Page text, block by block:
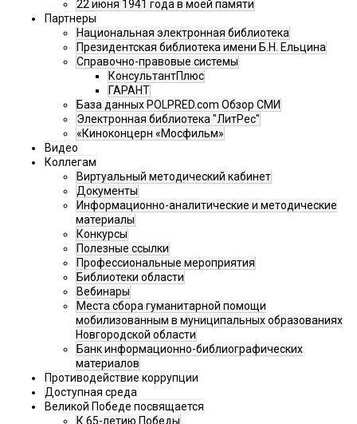
22 июня 1941 года в моей памяти
Партнеры
Национальная электронная библиотека
Президентская библиотека имени Б.Н. Ельцина
Справочно-правовые системы
КонсультантПлюс
ГАРАНТ
База данных POLPRED.com Обзор СМИ
Электронная библиотека "ЛитРес"
«Киноконцерн «Мосфильм»
Видео
Коллегам
Виртуальный методический кабинет
Документы
Информационно-аналитические и методические
материалы
Конкурсы
Полезные ссылки
Профессиональные мероприятия
Библиотеки области
Вебинары
Места сбора гуманитарной помощи
мобилизованным в муниципальных образованиях
Новгородской области
Банк информационно-библиографических
материалов
Противодействие коррупции
Доступная среда
Великой Победе посвящается
К 65-летию Победы